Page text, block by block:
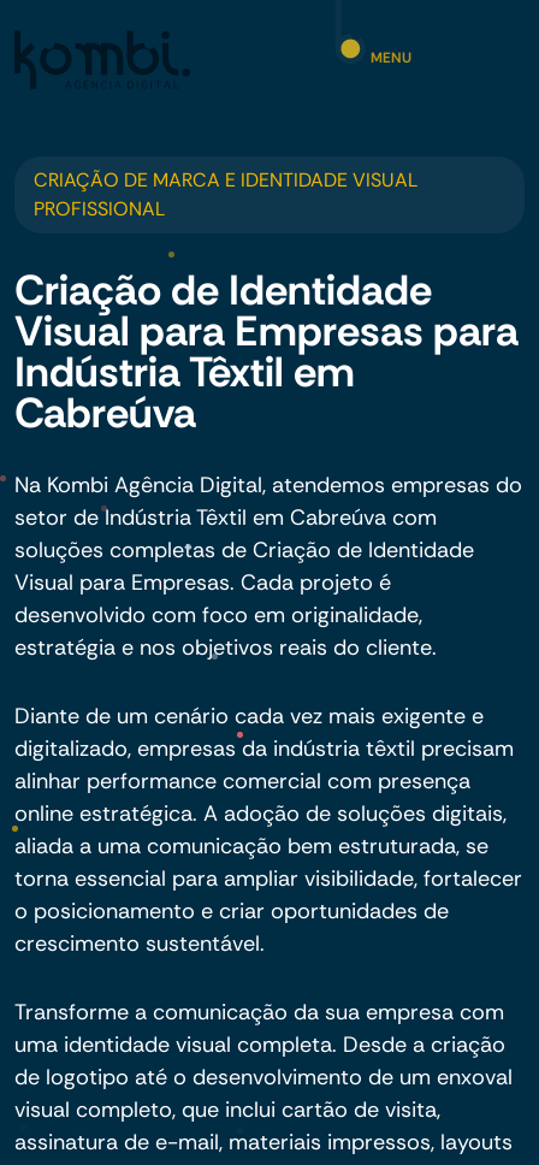
MENU
CRIAÇÃO DE MARCA E IDENTIDADE VISUAL
PROFISSIONAL
Criação de Identidade
Visual para Empresas para
Indústria Têxtil em
Cabreúva
Na Kombi Agência Digital, atendemos empresas do
setor de Indústria Têxtil em Cabreúva com
soluções completas de Criação de Identidade
Visual para Empresas. Cada projeto é
desenvolvido com foco em originalidade,
estratégia e nos objetivos reais do cliente.
Diante de um cenário cada vez mais exigente e
digitalizado, empresas da indústria têxtil precisam
alinhar performance comercial com presença
online estratégica. A adoção de soluções digitais,
aliada a uma comunicação bem estruturada, se
torna essencial para ampliar visibilidade, fortalecer
o posicionamento e criar oportunidades de
crescimento sustentável.
Transforme a comunicação da sua empresa com
uma identidade visual completa. Desde a criação
de logotipo até o desenvolvimento de um enxoval
visual completo, que inclui cartão de visita,
assinatura de e-mail, materiais impressos, layouts